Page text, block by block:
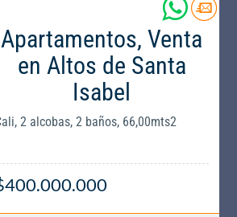
Apartamentos, Venta
en Altos de Santa
Isabel
2 alcobas, 2 baños, 66,00mts2